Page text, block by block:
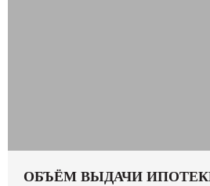
ОБЪЁМ ВЫДАЧИ